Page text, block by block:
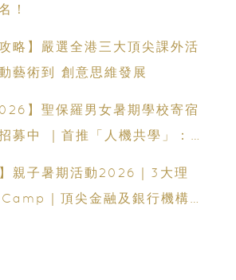
！
略】嚴選全港三大頂尖課外活
藝術到 創意思維發展
】聖保羅男女暑期學校寄宿
募中 ｜首推「人機共學」：
】親子暑期活動2026｜3大理
｜頂尖金融及銀行機構